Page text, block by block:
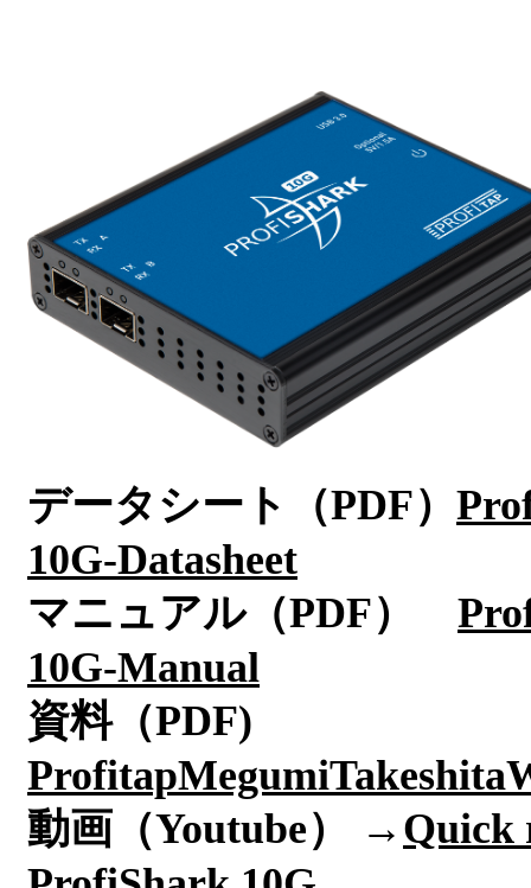
データシート（PDF）
10G-Datasheet
マニュアル（PDF）
10G-Manual
資料（PDF)
動画（Youtube） → Quick